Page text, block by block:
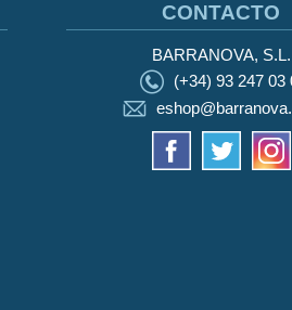
CONTACTO
BARRANOVA, S.L.
(+34) 93 247 03